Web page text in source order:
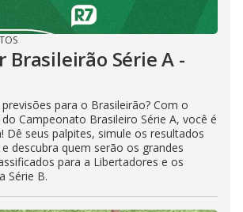
Brasileirão Série A -
para o Brasileirão? Com o
Campeonato Brasileiro Série A, você é
Dê seus palpites, simule os resultados
descubra quem serão os grandes
para a Libertadores e os
Série B.